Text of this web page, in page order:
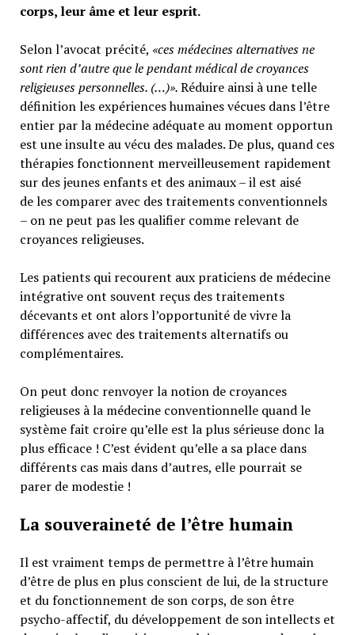
corps, leur âme et leur esprit.
Selon l’avocat précité, «ces médecines alternatives ne
sont rien d’autre que le pendant médical de croyances
religieuses personnelles. (…)».Réduire ainsi à une telle
définition les expériences humaines vécues dans l’être
entier par la médecine adéquate au moment opportun
est une insulte au vécu des malades. De plus, quand ces
thérapies fonctionnent merveilleusement rapidement
sur des jeunes enfants et des animaux – il est aisé
de les comparer avec des traitements conventionnels
– on ne peut pas les qualifier comme relevant de
croyances religieuses.
Les patients qui recourent aux praticiens de médecine
intégrative ont souvent reçus des traitements
décevants et ont alors l’opportunité de vivre la
différences avec des traitements alternatifs ou
complémentaires.
On peut donc renvoyer la notion de croyances
religieuses à la médecine conventionnelle quand le
système fait croire qu’elle est la plus sérieuse donc la
plus efficace ! C’est évident qu’elle a sa place dans
différents cas mais dans d’autres, elle pourrait se
parer de modestie !
La souveraineté de l’être humain
Il est vraiment temps de permettre à l’être humain
d’être de plus en plus conscient de lui, de la structure
et du fonctionnement de son corps, de son être
psycho-affectif, du développement de son intellects et